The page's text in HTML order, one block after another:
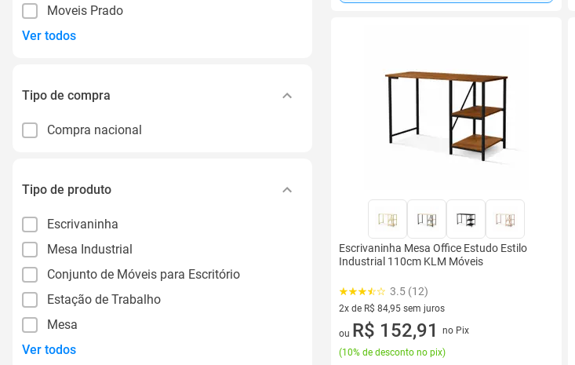
Moveis Prado
Ver todos
Tipo de compra
Compra nacional
Tipo de produto
Escrivaninha
Mesa Industrial
Conjunto de Móveis para Escritório
Estação de Trabalho
Mesa
Ver todos
Escrivaninha Mesa Office Estudo Estilo
Industrial 110cm KLM Móveis
3.5 (12)
2x de R$ 84,95 sem juros
2 vez de R$ 84,95 sem juros
ou R$ 152,91
no Pix
(10% de desconto no pix)